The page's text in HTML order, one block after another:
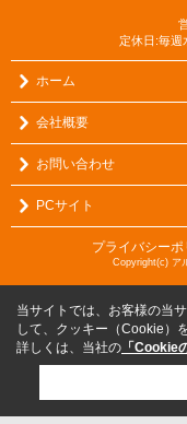
定休日:毎週
ホーム
会社概要
お問い合わせ
PCサイト
プライバシーポ
Copyright(c) ア
当サイトでは、お客様の当
して、クッキー（Cookie）
詳しくは、当社の 「Cookie